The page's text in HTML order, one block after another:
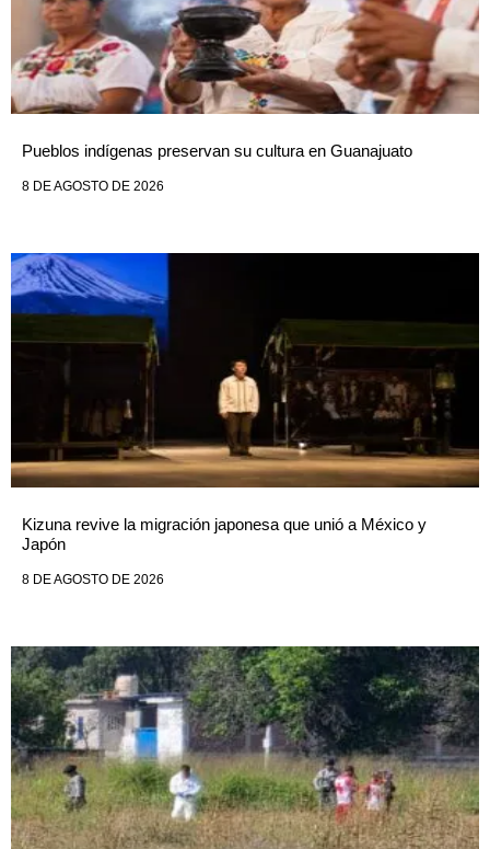
Pueblos indígenas preservan su cultura en Guanajuato
8 DE AGOSTO DE 2026
Kizuna revive la migración japonesa que unió a México y
Japón
8 DE AGOSTO DE 2026